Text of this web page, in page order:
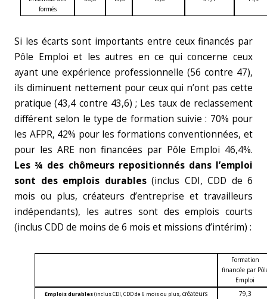
formés
Si les écarts sont importants entre ceux financés par
Pôle Emploi et les autres en ce qui concerne ceux
ayant une expérience professionnelle (56 contre 47),
ils diminuent nettement pour ceux qui n’ont pas cette
pratique (43,4 contre 43,6) ; Les taux de reclassement
différent selon le type de formation suivie : 70% pour
les AFPR, 42% pour les formations conventionnées, et
pour les ARE non financées par Pôle Emploi 46,4%.
Les ¾ des chômeurs repositionnés dans l’emploi
sont des emplois durables(inclus CDI, CDD de 6
mois ou plus, créateurs d’entreprise et travailleurs
indépendants), les autres sont des emplois courts
(inclus CDD de moins de 6 mois et missions d’intérim) :
Formation
financée par
Emploi
Emplois durables(inclus CDI, CDD de 6 mois ou plus, créateurs
79,3